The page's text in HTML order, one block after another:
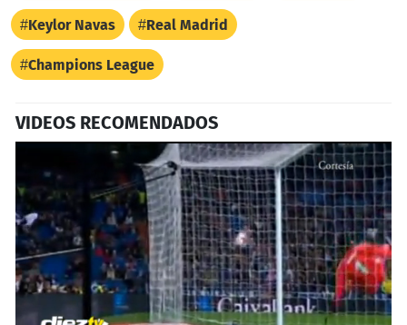
Keylor Navas Real Madrid
Champions League
VIDEOS RECOMENDADOS